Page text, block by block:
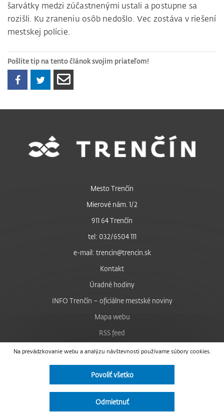
šarvátky medzi zúčastnenými ustali a postupne sa
rozišli. Ku zraneniu osôb nedošlo. Vec zostáva v riešení
mestskej polície.
Pošlite tip na tento článok svojim priateľom!
Na prevádzkovanie webu a analýzu návštevnosti používame súbory cookies.
Povoliť všetko
Odmietnuť
Mesto Trenčín
Mierové nám. 1/2
911 64 Trenčín
tel: 032/6504 111
e-mail: trencin@trencin.sk
Kontakt
Úradné hodiny
INFO Trenčín – oficiálne mestské noviny
Mapa webu
RSS feed
Nastavenie cookies
Facebook
Instagram
Vyhlásenie o prístupnosti